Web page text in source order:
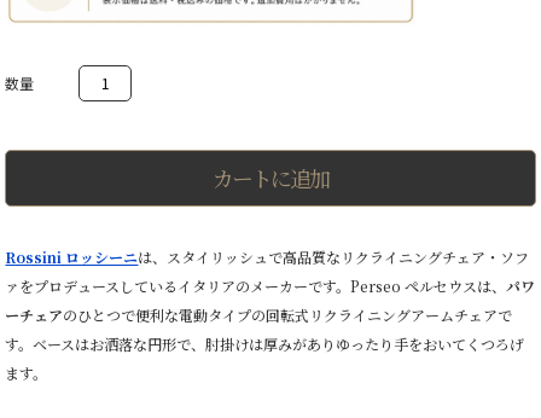
Perseo
ル
ワ
ェ
ア
電
動
リ
カートに追加
Rossini ロッシーニは、スタイリッシュで高品質なリクライニングチェア・ソフ
ァをプロデュースしているイタリアのメーカーです。Perseo ペルセウスは、パワ
ーチェアのひとつで便利な電動タイプの回転式リクライニングアームチェアで
す。ベースはお洒落な円形で、肘掛けは厚みがありゆったり手をおいてくつろげ
ます。